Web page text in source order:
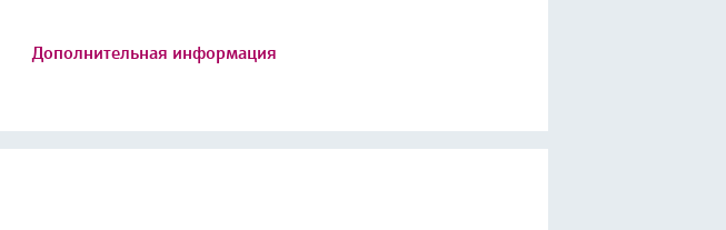
Дополнительная информация